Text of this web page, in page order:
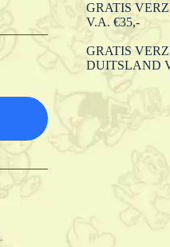
GRATIS
V.A. €35,-
GRATIS
DUITSLAND